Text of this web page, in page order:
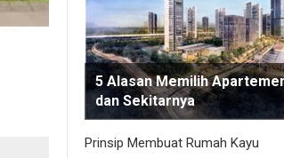
5 Alasan Memilih
dan Sekitarnya
Prinsip Membuat Rumah Kayu